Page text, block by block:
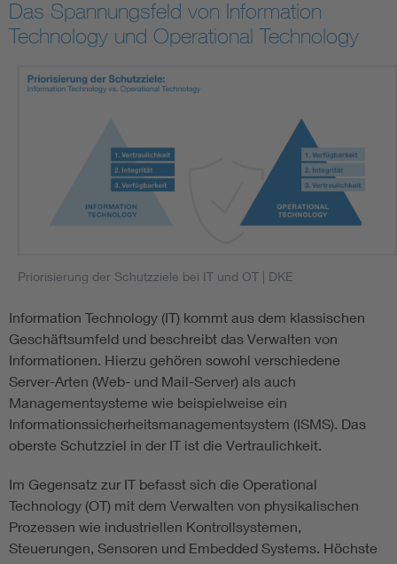
Das Spannungsfeld von Information
Technology und Operational Technology
Priorisierung der Schutzziele bei IT und OT | DKE
Information Technology (IT) kommt aus dem klassischen
Geschäftsumfeld und beschreibt das Verwalten von
Informationen. Hierzu gehören sowohl verschiedene
Server-Arten (Web- und Mail-Server) als auch
Managementsysteme wie beispielweise ein
Informationssicherheitsmanagementsystem (ISMS). Das
oberste Schutzziel in der IT ist die Vertraulichkeit.
Im Gegensatz zur IT befasst sich die Operational
Technology (OT) mit dem Verwalten von physikalischen
Prozessen wie industriellen Kontrollsystemen,
Steuerungen, Sensoren und Embedded Systems. Höchste